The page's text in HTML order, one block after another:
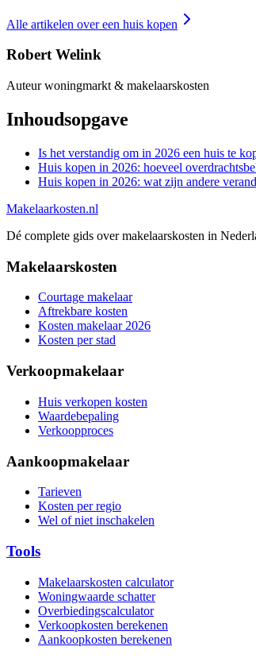
Alle artikelen overeen huis kopen
Robert Welink
Auteur woningmarkt & makelaarskosten
Inhoudsopgave
Is het verstandig om in 2026 een huis te
Huis kopen in 2026: hoeveel
Huis kopen in 2026: wat zijn andere
Makelaarkosten.nl
Dé complete gids over makelaarskosten in
Makelaarskosten
Courtage makelaar
Aftrekbare kosten
Kosten makelaar 2026
Kosten per stad
Verkoopmakelaar
Huis verkopen kosten
Waardebepaling
Verkoopproces
Aankoopmakelaar
Tarieven
Kosten per regio
Wel of niet inschakelen
Tools
Makelaarskosten calculator
Woningwaarde schatter
Overbiedingscalculator
Verkoopkosten berekenen
Aankoopkosten berekenen